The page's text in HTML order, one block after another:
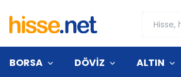
BORSA DÖVİZ ALTIN